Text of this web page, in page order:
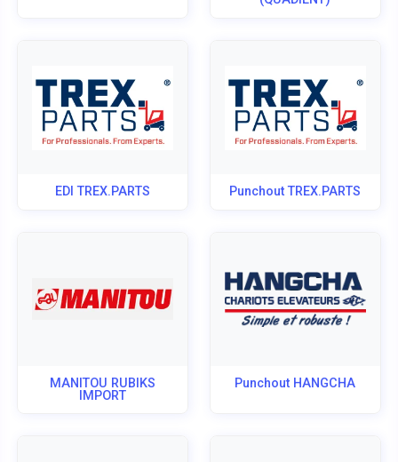
EDI TREX.PARTS Punchout TREX.PARTS
MANITOU RUBIKS
IMPORT
Punchout HANGCHA